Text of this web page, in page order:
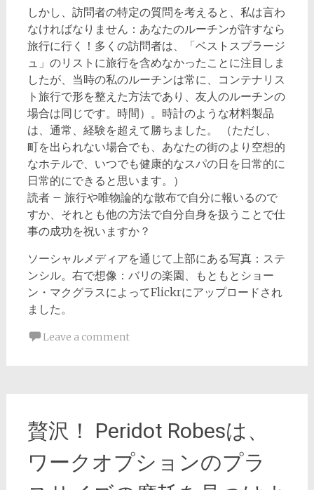
しかし、訪問者の特定の質問を考えると、私は言わ
なければなりません：あなたのルーチンが許すなら
旅行に行く！多くの訪問者は、「ベストスプラージ
ュ」のリストに旅行を含めなかったことに注目しま
したが、当時の私のルーチンは常に、コンテナリス
ト旅行で形を整えた方法であり、友人のルーチンの
場合は同じです。時間）。時計のような材料製品
は、通常、経験を超えて勝ちました。 （ただし、
町を出られない場合でも、あなたの街のより空想的
なホテルで、いつでも健康的なスパの日を日常的に
日常的にできると思います。）
読者 – 旅行や唯物論的な散布で自分に報いるので
すか、それとも他の方法で自分自身を扱うことで仕
事の成功を祝いますか？
ソーシャルメディアを通じて上部にある写真：ステ
ンシル。右で想像：バリの楽園、もともとショー
ン・マクグラスによってFlickrにアップロードされ
ました。
Leave a comment
贅沢！ Peridot Robesは、
ワークオプションのプラ